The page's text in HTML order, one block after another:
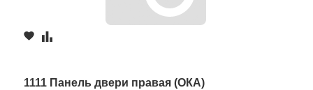
1111 Панель двери правая (ОКА)